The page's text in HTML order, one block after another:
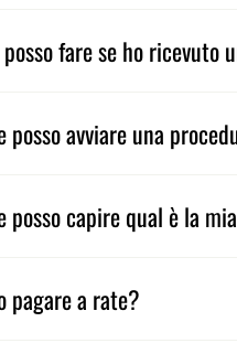
posso fare se ho ricevuto
posso avviare una
posso capire qual è la
pagare a rate?